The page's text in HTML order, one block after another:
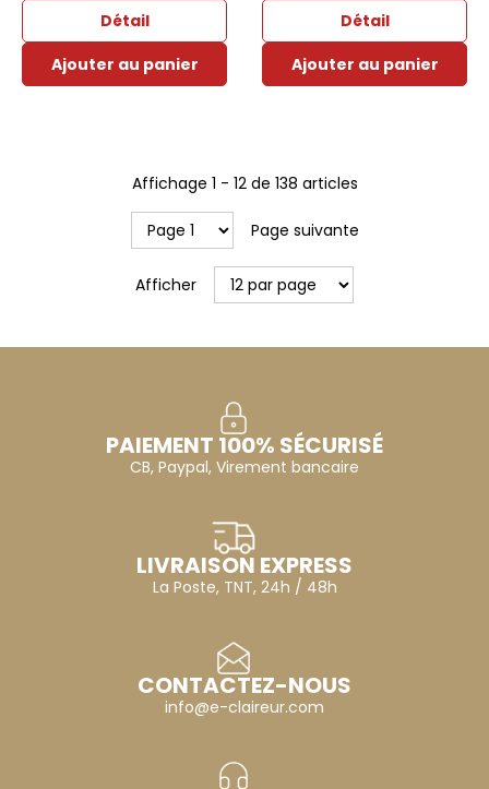
Détail
Ajouter au panier
Détail
Ajouter au panier
Affichage 1 - 12de 138 articles
Page suivante
Afficher
PAIEMENT 100% SÉCURISÉ
CB, Paypal, Virement bancaire
LIVRAISON EXPRESS
La Poste, TNT, 24h / 48h
CONTACTEZ-NOUS
info@e-claireur.com